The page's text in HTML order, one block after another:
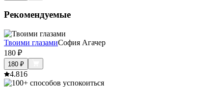
Рекомендуемые
Твоими глазамиСофия Агачер
180 ₽
180 ₽
4.816